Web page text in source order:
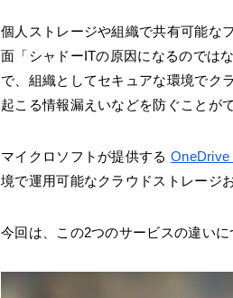
個人ストレージや組織で共有可能な
面「シャドーITの原因になるのでは
で、組織としてセキュアな環境でク
起こる情報漏えいなどを防ぐことが
マイクロソフトが提供する
境で運用可能なクラウドストレージ
今回は、この2つのサービスの違いに